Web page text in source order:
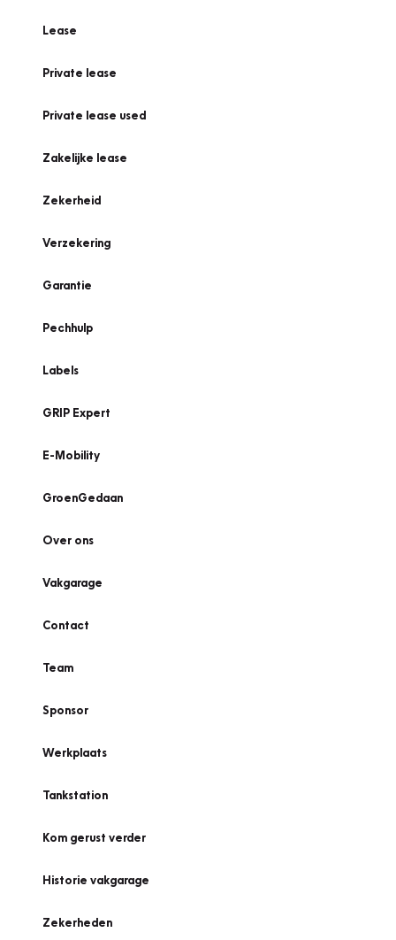
Lease
Private lease
Private lease used
Zakelijke lease
Zekerheid
Verzekering
Garantie
Pechhulp
Labels
GRIP Expert
E-Mobility
GroenGedaan
Over ons
Vakgarage
Contact
Team
Sponsor
Werkplaats
Tankstation
Kom gerust verder
Historie vakgarage
Zekerheden